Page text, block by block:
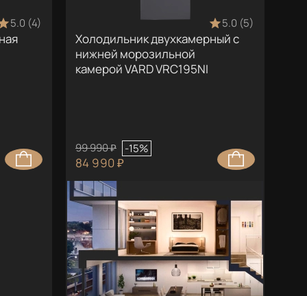
5.0 (4) 5.0 (5)
Холодильник двухкамерный с
нижней морозильной
камерой VARD VRC195NI
99 990 ₽ -15%
84 990 ₽